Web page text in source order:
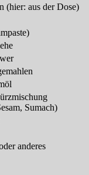
(hier: aus der Dose)
Sumach)
anderes